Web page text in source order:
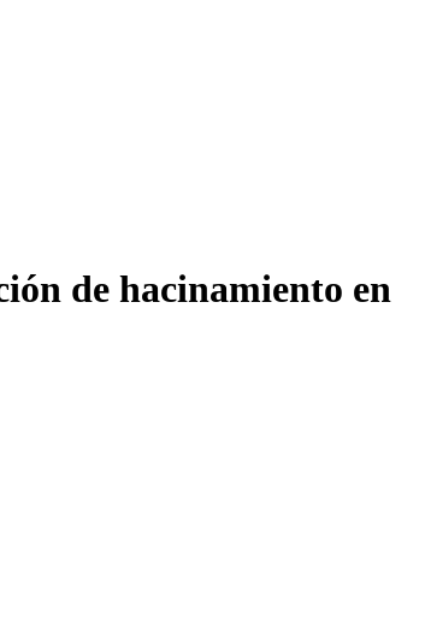
de hacinamiento en